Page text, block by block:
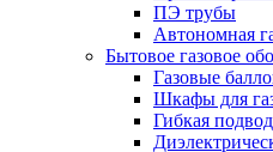
ПЭ трубы
Автономная
Бытовое газовое
Газовые
Шкафы для
Гибкая